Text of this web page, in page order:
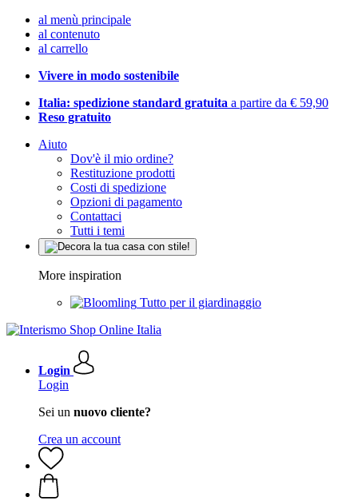
al menù principale
al contenuto
al carrello
Vivere in modo sostenibile
Italia: spedizione standard gratuita a partire da € 59,90
Reso gratuito
Aiuto
Dov'è il mio ordine?
Restituzione prodotti
Costi di spedizione
Opzioni di pagamento
Contattaci
Tutti i temi
More inspiration
Tutto per il giardinaggio
Login
Login
Sei un nuovo cliente?
Crea un account